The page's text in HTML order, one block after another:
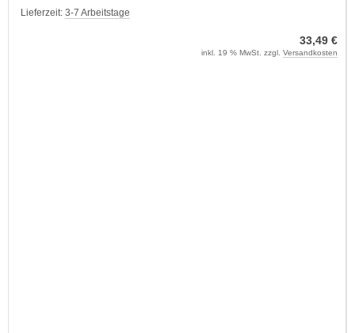
Lieferzeit: 3-7 Arbeitstage
33,49 €
inkl. 19 % MwSt. zzgl. Versandkosten